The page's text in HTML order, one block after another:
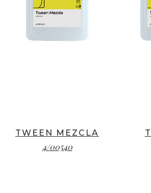
TWEEN MEZCLA
4/00540